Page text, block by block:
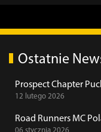
Ostatnie
Prospect Chapter
12 lutego 2026
Road Runners MC
06 stycznia 2026